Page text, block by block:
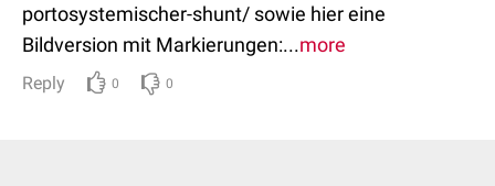
portosystemischer-shunt/ sowie hier eine
Bildversion mit Markierungen:...more
Reply 0 0